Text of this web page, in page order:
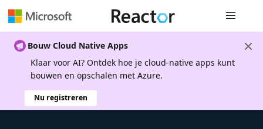
Bouw Cloud Native Apps
Klaar voor AI? Ontdek hoe je cloud-native apps kunt
bouwen en opschalen met Azure.
Nu registreren